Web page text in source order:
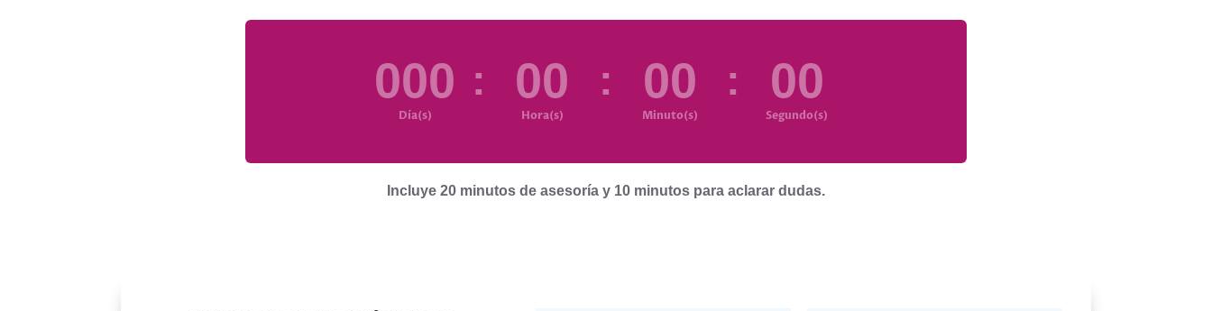
000
Día(s)
: 00
Hora(s)
: 00
Minuto(s)
: 00
Segundo(s)
Incluye 20 minutos de asesoría y 10 minutos para aclarar dudas.